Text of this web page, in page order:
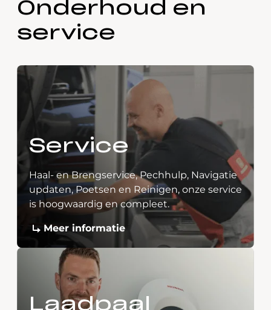
Onderhoud en
service
Service
Haal- en Brengservice, Pechhulp, Navigatie
updaten, Poetsen en Reinigen, onze service
is hoogwaardig en compleet.
Meer informatie
Laadpaal